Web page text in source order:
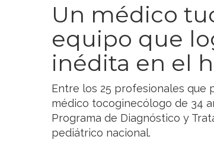
Un médico
equipo que
inédita en el
Entre los 25 profesionales que
médico tocoginecólogo de 34
Programa de Diagnóstico y
pediátrico nacional.